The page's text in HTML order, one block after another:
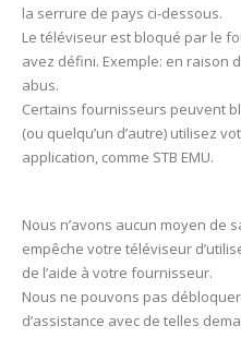
la serrure de pays ci-dessous.
Le téléviseur est bloqué par le
avez défini. Exemple: en raison
abus.
Certains fournisseurs peuvent
(ou quelqu’un d’autre) utilisez
application, comme STB EMU.
Nous n’avons aucun moyen de
empêche votre téléviseur
de l’aide à votre fournisseur.
Nous ne pouvons pas
d’assistance avec de telles